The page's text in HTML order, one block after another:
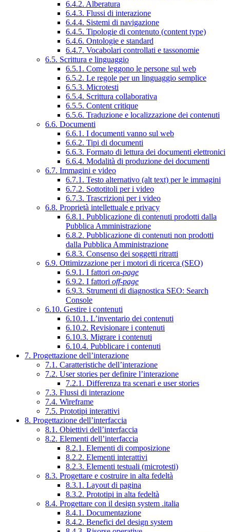
6.4.2. Alberatura
6.4.3. Flussi di interazione
6.4.4. Sistemi di navigazione
6.4.5. Tipologie di contenuto (content type)
6.4.6. Ontologie e standard
6.4.7. Vocabolari controllati e tassonomie
6.5. Scrittura e linguaggio
6.5.1. Come leggono le persone sul web
6.5.2. Le regole per un linguaggio semplice
6.5.3. Microtesti
6.5.4. Scrittura collaborativa
6.5.5. Content critique
6.5.6. Traduzione e localizzazione dei contenuti
6.6. Documenti
6.6.1. I documenti vanno sul web
6.6.2. Tipi di documenti
6.6.3. Formato di lettura dei documenti elettronici
6.6.4. Modalità di produzione dei documenti
6.7. Immagini e video
6.7.1. Testo alternativo (alt text) per le immagini
6.7.2. Sottotitoli per i video
6.7.3. Trascrizioni per i video
6.8. Proprietà intellettuale e privacy
6.8.1. Pubblicazione di contenuti prodotti dalla
Pubblica Amministrazione
6.8.2. Pubblicazione di contenuti non prodotti
dalla Pubblica Amministrazione
6.8.3. Consenso dei soggetti ritratti
6.9. Ottimizzazione per i motori di ricerca (SEO)
6.9.1. I fattori on-page
6.9.2. I fattori off-page
6.9.3. Strumenti di diagnostica SEO: Search
Console
6.10. Gestire i contenuti
6.10.1. L’inventario dei contenuti
6.10.2. Revisionare i contenuti
6.10.3. Migrare i contenuti
6.10.4. Pubblicare i contenuti
7. Progettazione dell’interazione
7.1. Caratteristiche dell’interazione
7.2. User stories per definire l’interazione
7.2.1. Differenza tra scenari e user stories
7.3. Flussi di interazione
7.4. Wireframe
7.5. Prototipi interattivi
8. Progettazione dell’interfaccia
8.1. Obiettivi dell’interfaccia
8.2. Elementi dell’interfaccia
8.2.1. Elementi di composizione
8.2.2. Elementi interattivi
8.2.3. Elementi testuali (microtesti)
8.3. Progettare e costruire in alta fedeltà
8.3.1. Layout di pagina
8.3.2. Prototipi in alta fedeltà
8.4. Progettare con il design system .italia
8.4.1. Documentazione
8.4.2. Benefici del design system